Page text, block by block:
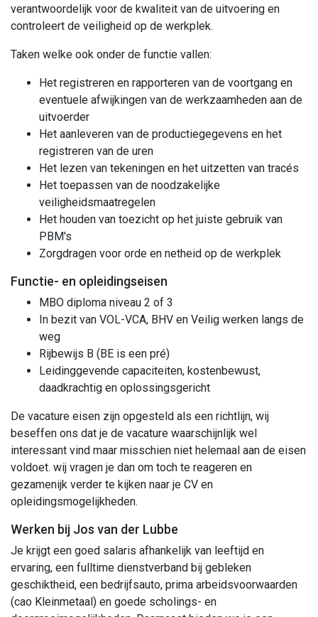
verantwoordelijk voor de kwaliteit van de uitvoering en
controleert de veiligheid op de werkplek.
Taken welke ook onder de functie vallen:
Het registreren en rapporteren van de voortgang en
eventuele afwijkingen van de werkzaamheden aan de
uitvoerder
Het aanleveren van de productiegegevens en het
registreren van de uren
Het lezen van tekeningen en het uitzetten van tracés
Het toepassen van de noodzakelijke
veiligheidsmaatregelen
Het houden van toezicht op het juiste gebruik van
PBM's
Zorgdragen voor orde en netheid op de werkplek
Functie- en opleidingseisen
MBO diploma niveau 2 of 3
In bezit van VOL-VCA, BHV en Veilig werken langs de
weg
Rijbewijs B (BE is een pré)
Leidinggevende capaciteiten, kostenbewust,
daadkrachtig en oplossingsgericht
De vacature eisen zijn opgesteld als een richtlijn, wij
beseffen ons dat je de vacature waarschijnlijk wel
interessant vind maar misschien niet helemaal aan de eisen
voldoet. wij vragen je dan om toch te reageren en
gezamenijk verder te kijken naar je CV en
opleidingsmogelijkheden.
Werken bij Jos van der Lubbe
Je krijgt een goed salaris afhankelijk van leeftijd en
ervaring, een fulltime dienstverband bij gebleken
geschiktheid, een bedrijfsauto, prima arbeidsvoorwaarden
(cao Kleinmetaal) en goede scholings- en